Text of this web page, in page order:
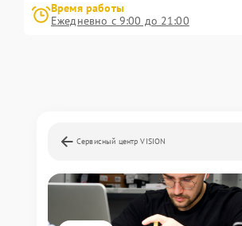
Время работы
Ежедневно с 9:00 до 21:00
Сервисный центр VISION